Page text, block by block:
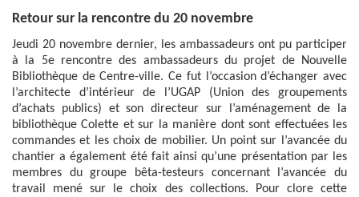
Retour sur la rencontre du 20 novembre
Jeudi 20 novembre dernier, les ambassadeurs ont pu participer
à la 5e rencontre des ambassadeurs du projet de Nouvelle
Bibliothèque de Centre-ville. Ce fut l’occasion d’échanger avec
l’architecte d’intérieur de l’UGAP (Union des groupements
d’achats publics) et son directeur sur l’aménagement de la
bibliothèque Colette et sur la manière dont sont effectuées les
commandes et les choix de mobilier. Un point sur l’avancée du
chantier a également été fait ainsi qu’une présentation par les
membres du groupe bêta-testeurs concernant l’avancée du
travail mené sur le choix des collections. Pour clore cette